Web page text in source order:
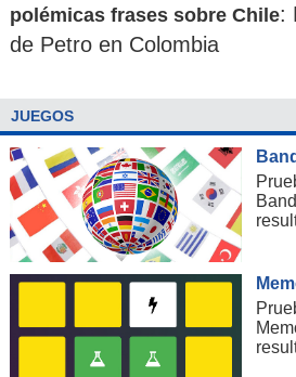
polémicas frases sobre Chile:
de Petro en Colombia
JUEGOS